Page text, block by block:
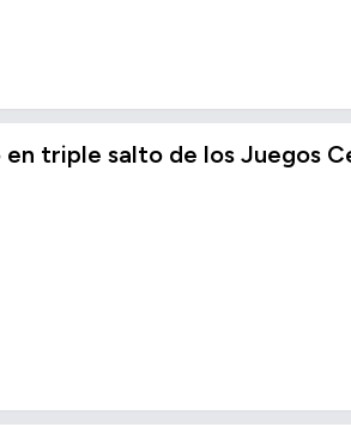
triple salto de los Juegos